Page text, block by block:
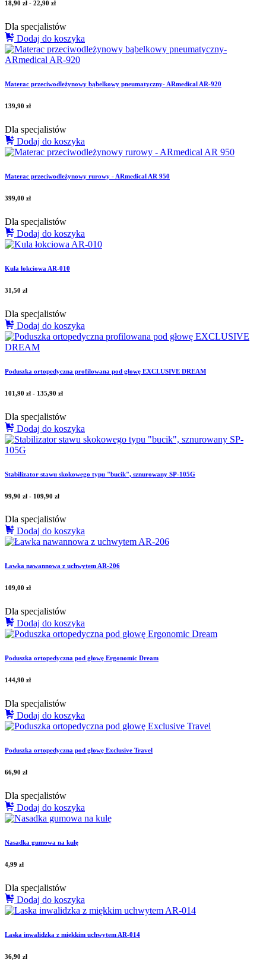
18,90 zł - 22,90 zł
Dla specjalistów
Dodaj do koszyka
Materac przeciwodleżynowy bąbelkowy pneumatyczny- ARmedical AR-920
139,90 zł
Dla specjalistów
Dodaj do koszyka
Materac przeciwodleżynowy rurowy - ARmedical AR 950
399,00 zł
Dla specjalistów
Dodaj do koszyka
Kula łokciowa AR-010
31,50 zł
Dla specjalistów
Dodaj do koszyka
Poduszka ortopedyczna profilowana pod głowę EXCLUSIVE DREAM
101,90 zł - 135,90 zł
Dla specjalistów
Dodaj do koszyka
Stabilizator stawu skokowego typu "bucik", sznurowany SP-105G
99,90 zł - 109,90 zł
Dla specjalistów
Dodaj do koszyka
Ławka nawannowa z uchwytem AR-206
109,00 zł
Dla specjalistów
Dodaj do koszyka
Poduszka ortopedyczna pod głowę Ergonomic Dream
144,90 zł
Dla specjalistów
Dodaj do koszyka
Poduszka ortopedyczna pod głowę Exclusive Travel
66,90 zł
Dla specjalistów
Dodaj do koszyka
Nasadka gumowa na kulę
4,99 zł
Dla specjalistów
Dodaj do koszyka
Laska inwalidzka z miękkim uchwytem AR-014
36,90 zł